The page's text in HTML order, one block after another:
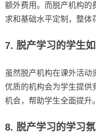
额外费用。而脱产机构的
求和基础水平定制，整体
7. 脱产学习的学生
虽然脱产机构在课外活动
优质的机构会为学生提供
机会，帮助学生全面提升。
8. 脱产学习的学习氛